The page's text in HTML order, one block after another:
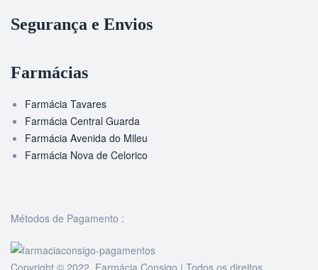
Segurança e Envios
Farmácias
Farmácia Tavares
Farmácia Central Guarda
Farmácia Avenida do Mileu
Farmácia Nova de Celorico
Métodos de Pagamento :
Copyright © 2022 Farmácia Consigo | Todos os direitos